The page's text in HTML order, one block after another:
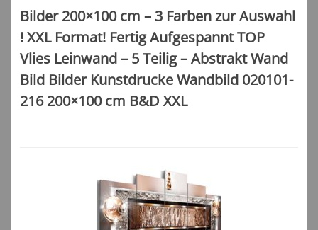
Bilder 200×100 cm – 3 Farben zur Auswahl
! XXL Format! Fertig Aufgespannt TOP
Vlies Leinwand – 5 Teilig – Abstrakt Wand
Bild Bilder Kunstdrucke Wandbild 020101-
216 200×100 cm B&D XXL